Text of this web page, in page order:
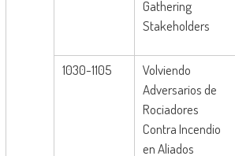
Gathering
Stakeholders
1030-1105
Volviendo
Adversarios de
Rociadores
Contra Incendio
en Aliados